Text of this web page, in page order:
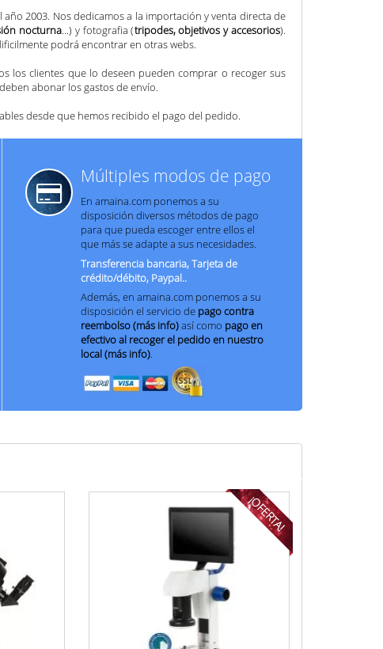
2003. Nos dedicamos a la importación y venta directa de
nocturna...) y fotografia (tripodes, objetivos y accesorios).
podrá encontrar en otras webs.
los clientes que lo deseen pueden comprar o recoger sus
abonar los gastos de envío.
desde que hemos recibido el pago del pedido.
Múltiples modos de pago
En amaina.com ponemos a su
disposición diversos métodos de pago
para que pueda escoger entre ellos el
que más se adapte a sus necesidades.
Transferencia bancaria, Tarjeta de
crédito/débito, Paypal..
Además, en amaina.com ponemos a su
disposición el servicio de pago contra
reembolso (más info)así como pago en
efectivo al recoger el pedido en nuestro
local (más info).
¡OFERTA!